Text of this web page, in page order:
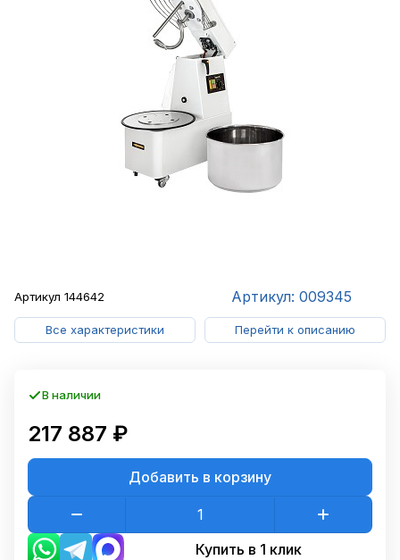
Артикул 144642 Артикул: 009345
Все характеристики Перейти к описанию
В наличии
217 887 ₽
Добавить в корзину
Купить в 1 клик